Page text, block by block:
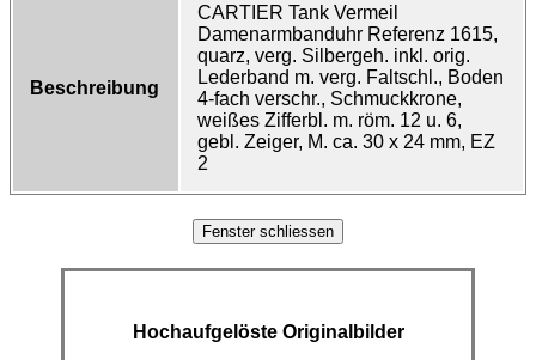
Beschreibung
CARTIER Tank Vermeil
Damenarmbanduhr Referenz 1615,
quarz, verg. Silbergeh. inkl. orig.
Lederband m. verg. Faltschl., Boden
4-fach verschr., Schmuckkrone,
weißes Zifferbl. m. röm. 12 u. 6,
gebl. Zeiger, M. ca. 30 x 24 mm, EZ
2
Hochaufgelöste Originalbilder